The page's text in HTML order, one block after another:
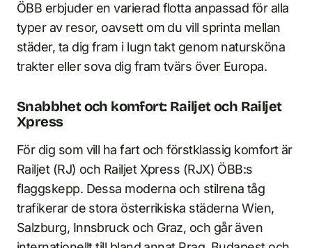
ÖBB erbjuder en varierad flotta anpassad för alla
typer av resor, oavsett om du vill sprinta mellan
städer, ta dig fram i lugn takt genom natursköna
trakter eller sova dig fram tvärs över Europa.
Snabbhet och komfort: Railjet och Railjet
Xpress
För dig som vill ha fart och förstklassig komfort är
Railjet (RJ) och Railjet Xpress (RJX) ÖBB:s
flaggskepp. Dessa moderna och stilrena tåg
trafikerar de stora österrikiska städerna Wien,
Salzburg, Innsbruck och Graz, och går även